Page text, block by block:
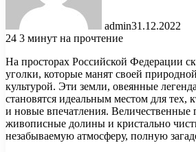
admin31.12.2022
24 3 минут на прочтение
На просторах Российской Федерации
уголки, которые манят своей
культурой. Эти земли, овеянные
становятся идеальным местом для тех,
и новые впечатления. Величественные
живописные долины и кристально
незабываемую атмосферу, полную